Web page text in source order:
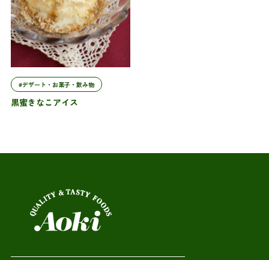
#デザート・お菓子・飲み物
黒蜜きなこアイス